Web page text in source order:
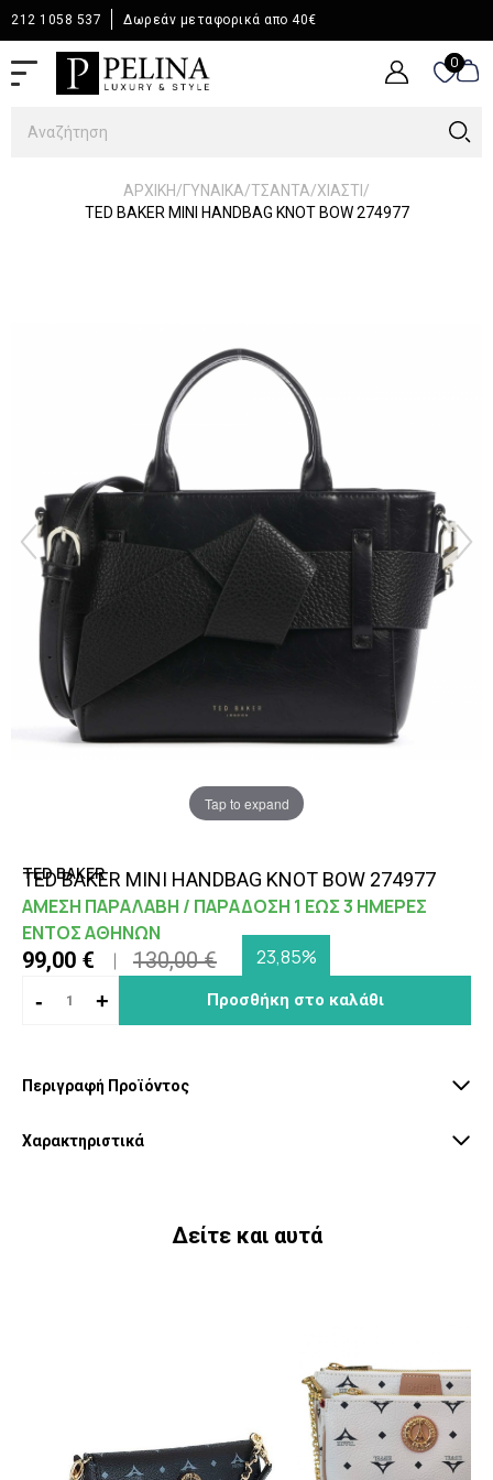
212 1058 537 Δωρεάν μεταφορικά απο 40€
0
0
ΑΡΧΙΚΉ/ΓΥΝΑΙΚΑ/ΤΣΑΝΤΑ/ΧΙΑΣΤΙ /
TED BAKER MINI HANDBAG KNOT BOW 274977
Tap to expand
TED BAKER
TED BAKER MINI HANDBAG KNOT BOW 274977
ΑΜΕΣΗ ΠΑΡΑΛΑΒΗ / ΠΑΡΑΔΟΣΗ 1 ΕΩΣ 3 ΗΜΕΡΕΣ
ΕΝΤΟΣ ΑΘΗΝΩΝ
99,00 € 130,00 €
23,85%
-
+ Προσθήκη στο καλάθι
Περιγραφή Προϊόντος
Χαρακτηριστικά
Δείτε και αυτά